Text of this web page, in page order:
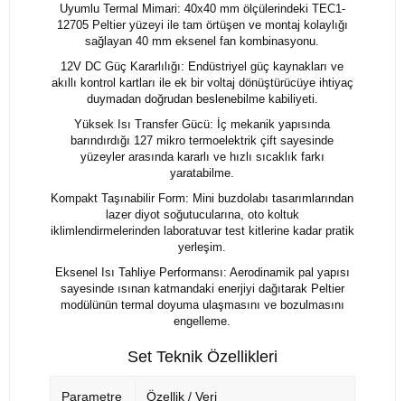
Uyumlu Termal Mimari: 40x40 mm ölçülerindeki TEC1-
12705 Peltier yüzeyi ile tam örtüşen ve montaj kolaylığı
sağlayan 40 mm eksenel fan kombinasyonu.
12V DC Güç Kararlılığı: Endüstriyel güç kaynakları ve
akıllı kontrol kartları ile ek bir voltaj dönüştürücüye ihtiyaç
duymadan doğrudan beslenebilme kabiliyeti.
Yüksek Isı Transfer Gücü: İç mekanik yapısında
barındırdığı 127 mikro termoelektrik çift sayesinde
yüzeyler arasında kararlı ve hızlı sıcaklık farkı
yaratabilme.
Kompakt Taşınabilir Form: Mini buzdolabı tasarımlarından
lazer diyot soğutucularına, oto koltuk
iklimlendirmelerinden laboratuvar test kitlerine kadar pratik
yerleşim.
Eksenel Isı Tahliye Performansı: Aerodinamik pal yapısı
sayesinde ısınan katmandaki enerjiyi dağıtarak Peltier
modülünün termal doyuma ulaşmasını ve bozulmasını
engelleme.
Set Teknik Özellikleri
Parametre Özellik / Veri